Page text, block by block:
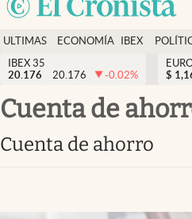
Política
Actualidad
Criptomonedas
España
ULTIMAS
NOTICIAS
ECONOMÍA
FINANZAS
IBEX
EURO
IBEX 35
20.176
20.176 -0.02%
$
cuenta de
cuenta de ahorro